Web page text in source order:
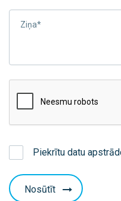
Ziņa*
Piekrītu datu
Nosūtīt